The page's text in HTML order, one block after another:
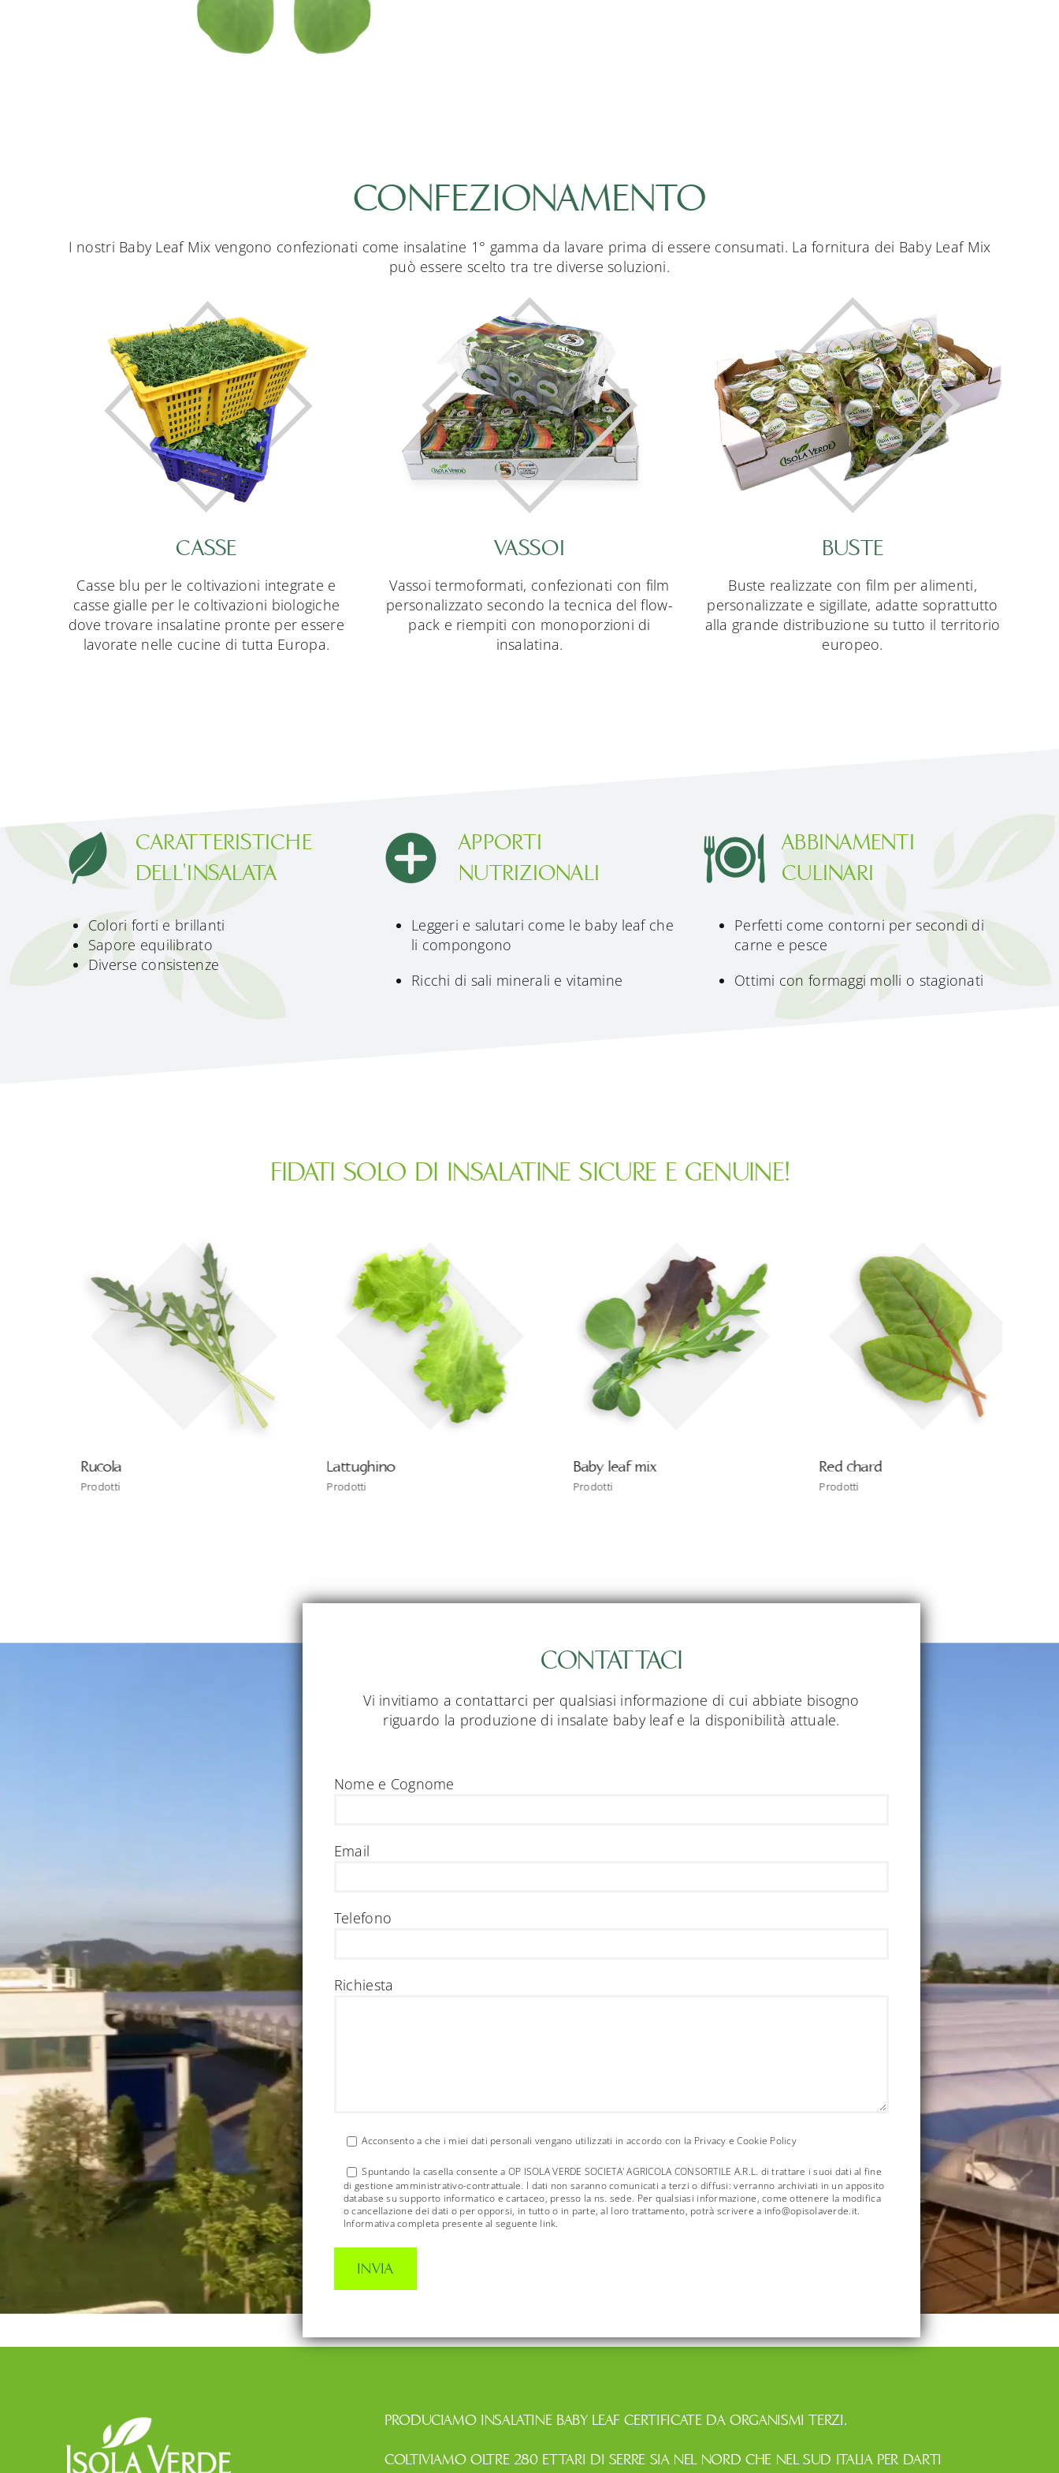
CONFEZIONAMENTO
I nostri Baby Leaf Mix vengono confezionati come insalatine 1° gamma da lavare prima di essere consumati. La fornitura dei Baby Leaf Mix
può essere scelto tra tre diverse soluzioni.
CASSE
Casse blu per le coltivazioni integrate e
casse gialle per le coltivazioni biologiche
dove trovare insalatine pronte per essere
lavorate nelle cucine di tutta Europa.
VASSOI
Vassoi termoformati, confezionati con film
personalizzato secondo la tecnica del flow-
pack e riempiti con monoporzioni di
insalatina.
BUSTE
Buste realizzate con film per alimenti,
personalizzate e sigillate, adatte soprattutto
alla grande distribuzione su tutto il territorio
europeo.
CARATTERISTICHE
DELL'INSALATA
Colori forti e brillanti
Sapore equilibrato
Diverse consistenze
APPORTI
NUTRIZIONALI
Leggeri e salutari come le baby leaf che
li compongono
Ricchi di sali minerali e vitamine
ABBINAMENTI
CULINARI
Perfetti come contorni per secondi di
carne e pesce
Ottimi con formaggi molli o stagionati
FIDATI SOLO DI INSALATINE SICURE E GENUINE!
Rucola
Prodotti
Lattughino
Prodotti
Baby leaf mix
Prodotti
Red chard
Prodotti
CONTATTACI
Vi invitiamo a contattarci per qualsiasi informazione di cui abbiate bisogno
riguardo la produzione di insalate baby leaf e la disponibilità attuale.
Nome e Cognome
Email
Telefono
Richiesta
Acconsento a che i miei dati personali vengano utilizzati in accordo con la Privacy e Cookie Policy
Spuntando la casella consente a OP ISOLA VERDE SOCIETA' AGRICOLA CONSORTILE A.R.L. di trattare i suoi dati al fine
di gestione amministrativo-contrattuale. I dati non saranno comunicati a terzi o diffusi: verranno archiviati in un apposito
database su supporto informatico e cartaceo, presso la ns. sede. Per qualsiasi informazione, come ottenere la modifica
o cancellazione dei dati o per opporsi, in tutto o in parte, al loro trattamento, potrà scrivere a info@opisolaverde.it.
Informativa completa presente al seguente link.
PRODUCIAMO INSALATINE BABY LEAF CERTIFICATE DA ORGANISMI TERZI.
COLTIVIAMO OLTRE 280 ETTARI DI SERRE SIA NEL NORD CHE NEL SUD ITALIA PER DARTI